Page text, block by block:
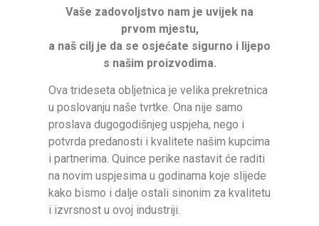
Vaše zadovoljstvo nam je uvijek na
prvom mjestu,
a naš cilj je da se osjećate sigurno i lijepo
s našim proizvodima.
Ova trideseta obljetnica je velika prekretnica
u poslovanju naše tvrtke. Ona nije samo
proslava dugogodišnjeg uspjeha, nego i
potvrda predanosti i kvalitete našim kupcima
i partnerima. Quince perike nastavit će raditi
na novim uspjesima u godinama koje slijede
kako bismo i dalje ostali sinonim za kvalitetu
i izvrsnost u ovoj industriji.